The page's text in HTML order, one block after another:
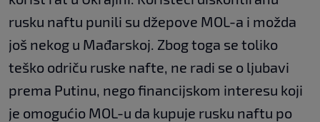
rusku naftu punili su džepove MOL-a i možda
još nekog u Mađarskoj. Zbog toga se toliko
teško odriču ruske nafte, ne radi se o ljubavi
prema Putinu, nego financijskom interesu koji
je omogućio MOL-u da kupuje rusku naftu po